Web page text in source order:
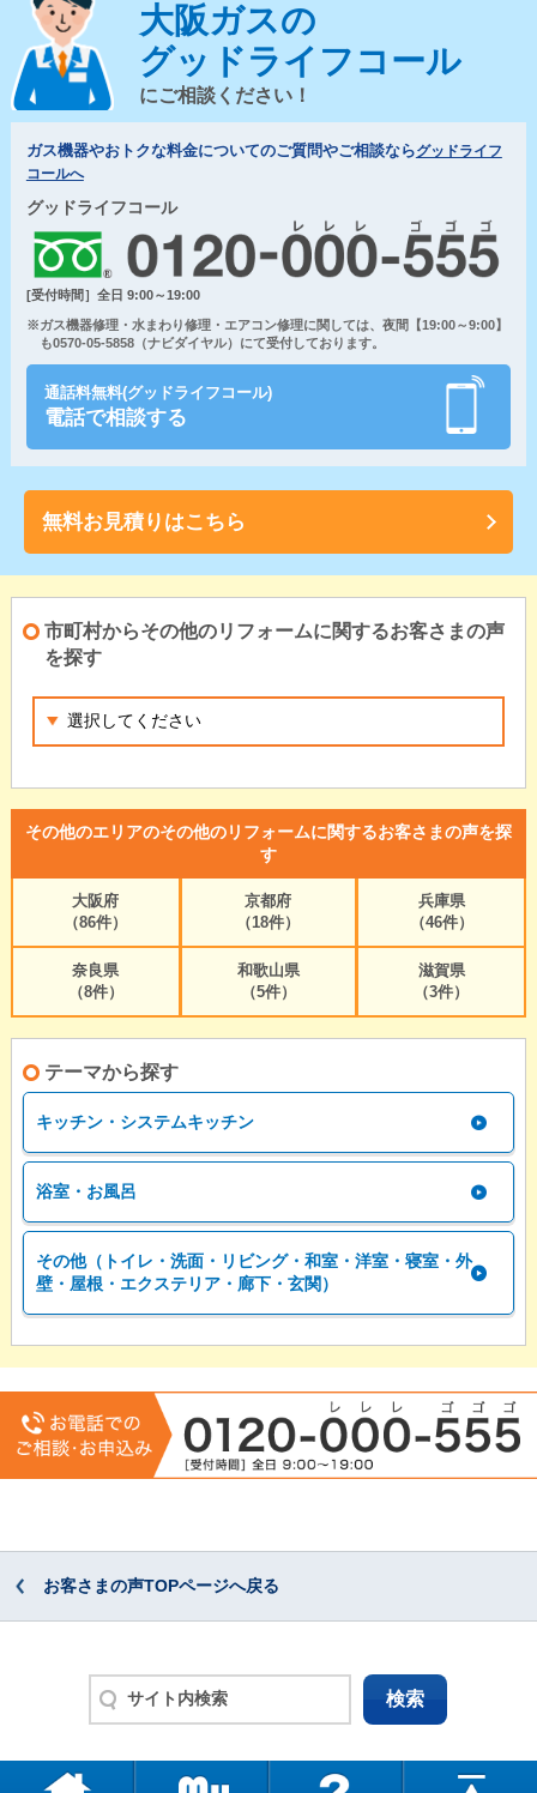
大阪ガスの
グッドライフコール
にご相談ください！
ガス機器やおトクな料金についてのご質問やご相談ならグッドライフ
コールへ
グッドライフコール
[受付時間］全日 9:00～19:00
※ガス機器修理・水まわり修理・エアコン修理に関しては、夜間【19:00～9:00】
も0570-05-5858（ナビダイヤル）にて受付しております。
通話料無料(グッドライフコール)
電話で相談する
無料お見積りはこちら
市町村からその他のリフォームに関するお客さまの声
を探す
その他のエリアのその他のリフォームに関するお客さまの声を探
す
大阪府
（86件）
京都府
（18件）
兵庫県
（46件）
奈良県
（8件）
和歌山県
（5件）
滋賀県
（3件）
テーマから探す
キッチン・システムキッチン
浴室・お風呂
その他（トイレ・洗面・リビング・和室・洋室・寝室・外
壁・屋根・エクステリア・廊下・玄関）
お客さまの声TOPページへ戻る